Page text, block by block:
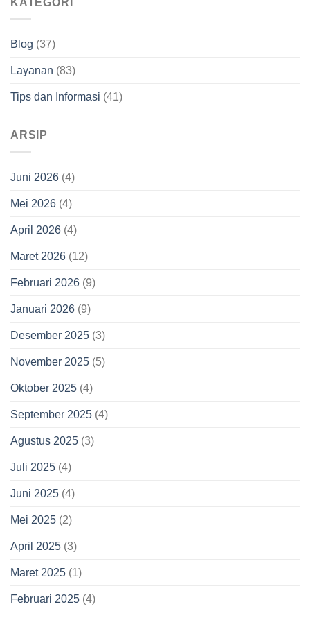
Blog (37)
Layanan (83)
Tips dan Informasi (41)
ARSIP
Juni 2026 (4)
Mei 2026 (4)
April 2026 (4)
Maret 2026 (12)
Februari 2026 (9)
Januari 2026 (9)
Desember 2025 (3)
November 2025 (5)
Oktober 2025 (4)
September 2025 (4)
Agustus 2025 (3)
Juli 2025 (4)
Juni 2025 (4)
Mei 2025 (2)
April 2025 (3)
Maret 2025 (1)
Februari 2025 (4)